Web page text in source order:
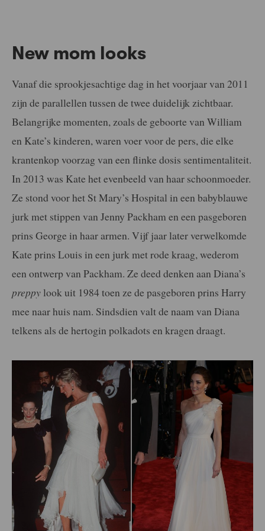
New mom looks
Vanaf die sprookjesachtige dag in het voorjaar van 2011
zijn de parallellen tussen de twee duidelijk zichtbaar.
Belangrijke momenten, zoals de geboorte van William
en Kate’s kinderen, waren voer voor de pers, die elke
krantenkop voorzag van een flinke dosis sentimentaliteit.
In 2013 was Kate het evenbeeld van haar schoonmoeder.
Ze stond voor het St Mary’s Hospital in een babyblauwe
jurk met stippen van Jenny Packham en een pasgeboren
prins George in haar armen. Vijf jaar later verwelkomde
Kate prins Louis in een jurk met rode kraag, wederom
een ontwerp van Packham. Ze deed denken aan Diana’s
preppy look uit 1984 toen ze de pasgeboren prins Harry
mee naar huis nam. Sindsdien valt de naam van Diana
telkens als de hertogin polkadots en kragen draagt.